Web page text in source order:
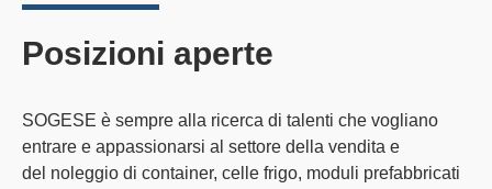
Posizioni aperte
SOGESE è sempre alla ricerca di talenti che vogliano
entrare e appassionarsi al settore della vendita e
del noleggio di container, celle frigo, moduli prefabbricati